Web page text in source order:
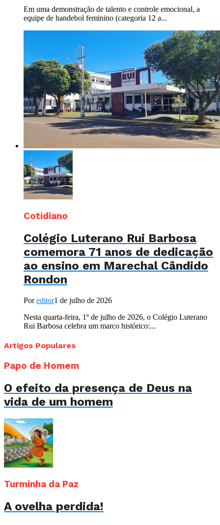
Em uma demonstração de talento e controle emocional, a
equipe de handebol feminino (categoria 12 a...
Cotidiano
Colégio Luterano Rui Barbosa
comemora 71 anos de dedicação
ao ensino em Marechal Cândido
Rondon
Poreditor1 de julho de 2026
Nesta quarta-feira, 1º de julho de 2026, o Colégio Luterano
Rui Barbosa celebra um marco histórico:...
Artigos Populares
Papo de Homem
O efeito da presença de Deus na
vida de um homem
Turminha da Paz
A ovelha perdida!